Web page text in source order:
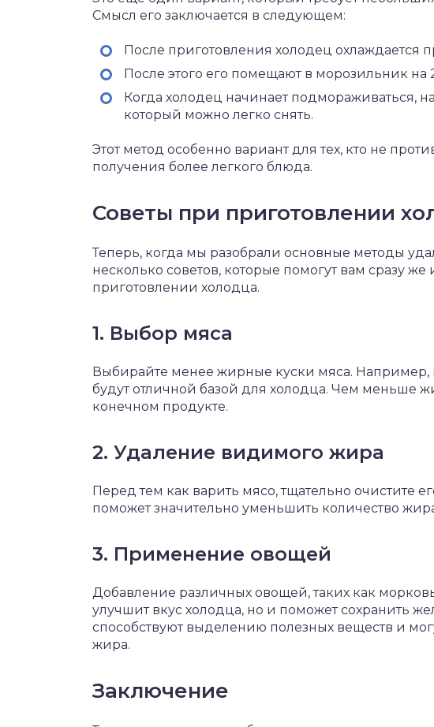
Смысл его заключается в следующем:
После приготовления холодец охлаждается
После этого его помещают в морозильник на
Когда холодец начинает подмораживаться,
который можно легко снять.
Этот метод особенно вариант для тех, кто не
получения более легкого блюда.
Советы при приготовлении
Теперь, когда мы разобрали основные методы
несколько советов, которые помогут вам сразу
приготовлении холодца.
1. Выбор мяса
Выбирайте менее жирные куски мяса. Например,
будут отличной базой для холодца. Чем меньше
конечном продукте.
2. Удаление видимого жира
Перед тем как варить мясо, тщательно очистите
поможет значительно уменьшить количество
3. Применение овощей
Добавление различных овощей, таких как
улучшит вкус холодца, но и поможет сохранить
способствуют выделению полезных веществ и
жира.
Заключение